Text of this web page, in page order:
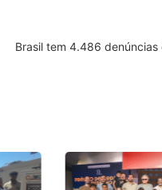
Brasil tem 4.486